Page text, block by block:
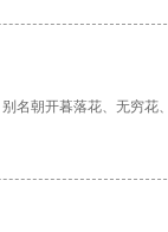
名朝开暮落花、无穷